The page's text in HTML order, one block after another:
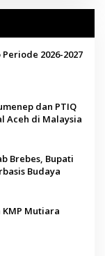
2026-2027
dan PTIQ
Aceh di Malaysia
Brebes, Bupati
Budaya
KMP Mutiara